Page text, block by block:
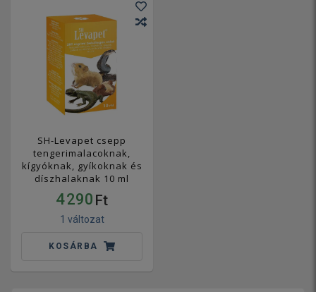
SH-Levapet csepp
tengerimalacoknak,
kígyóknak, gyíkoknak és
díszhalaknak 10 ml
4 290 Ft
1 változat
KOSÁRBA